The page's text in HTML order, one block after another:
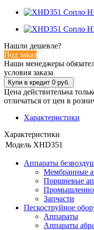
Нашли дешевле?
Под заказ
Наши менеджеры
условия заказа
Цена действительна
отличаться от цен в
Характеристики
Характеристики
Модель XHD351
Аппараты
Мембранные
Поршневые
Запчасти
Пескоструйное
Аппараты
Аппараты